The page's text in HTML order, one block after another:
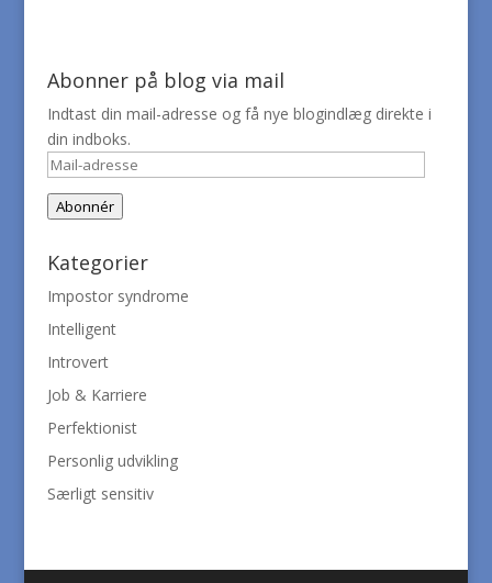
Abonner på blog via mail
Indtast din mail-adresse og få nye blogindlæg direkte i
din indboks.
Mail-
adresse
Abonnér
Kategorier
Impostor syndrome
Intelligent
Introvert
Job & Karriere
Perfektionist
Personlig udvikling
Særligt sensitiv